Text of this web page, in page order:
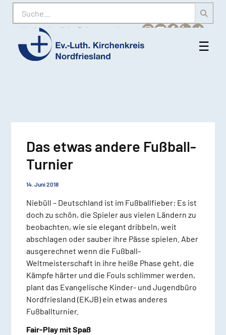
Suche
Karriere Amtliche Bekanntmachungen
Ev.-
☰
Das etwas andere Fußball-
Turnier
14. Juni 2018
Niebüll – Deutschland ist im Fußballfieber: Es ist
doch zu schön, die Spieler aus vielen Ländern zu
beobachten, wie sie elegant dribbeln, weit
abschlagen oder sauber ihre Pässe spielen. Aber
ausgerechnet wenn die Fußball-
Weltmeisterschaft in ihre heiße Phase geht, die
Kämpfe härter und die Fouls schlimmer werden,
plant das Evangelische Kinder- und Jugendbüro
Nordfriesland (EKJB) ein etwas anderes
Fußballturnier.
Fair-Play mit Spaß